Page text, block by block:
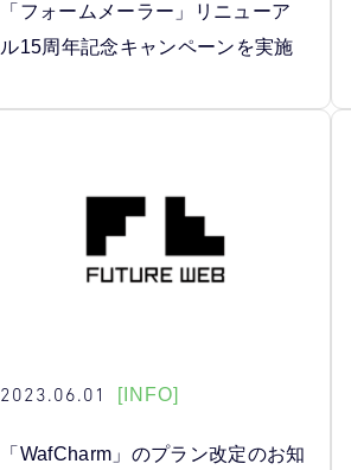
「フォームメーラー」リニューア
ル15周年記念キャンペーンを実施
2023.06.01 [INFO]
「WafCharm」のプラン改定のお知